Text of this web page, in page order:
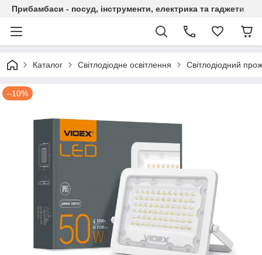
Прибамбаси - посуд, інструменти, електрика та гаджети
Каталог Світлодіодне освітлення Світлодіодний
–10%